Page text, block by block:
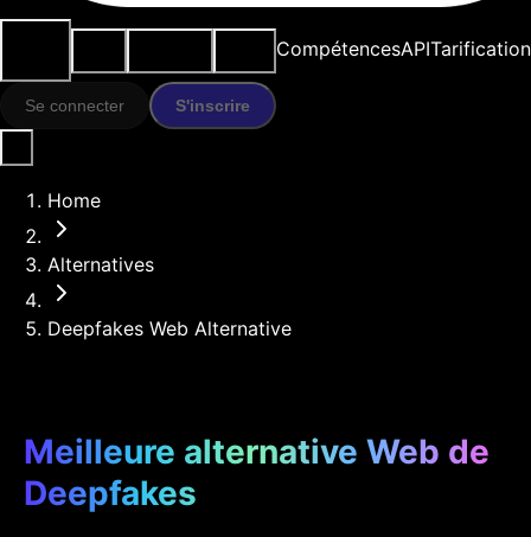
CompétencesAPITarification
Se connecter S'inscrire
Home
Alternatives
Deepfakes Web Alternative
Meilleure alternative Web de
Deepfakes